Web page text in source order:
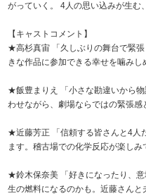
がっていく。 4人の思い込みが生む
【キャストコメント】
★高杉真宙 「久しぶりの舞台で緊
きな作品に参加できる幸せを噛みし
★飯豊まりえ 「小さな勘違いから
わせながら、劇場ならではの緊張感
★近藤芳正 「信頼する皆さんと4人
ます。稽古場での化学反応が楽しみ
★鈴木保奈美 「好きになったり、
生の燃料になるのかも。近藤さんと